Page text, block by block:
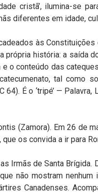
cristã’, ilumina-se
diferentes em idade,
às
história: a saída
o conteúdo das
tal como
É o ‘tripé’ —
(Zamora). Em 26 de
os convida a ir para
Irmãs de Santa Brígida.
não mostram
Canadenses.